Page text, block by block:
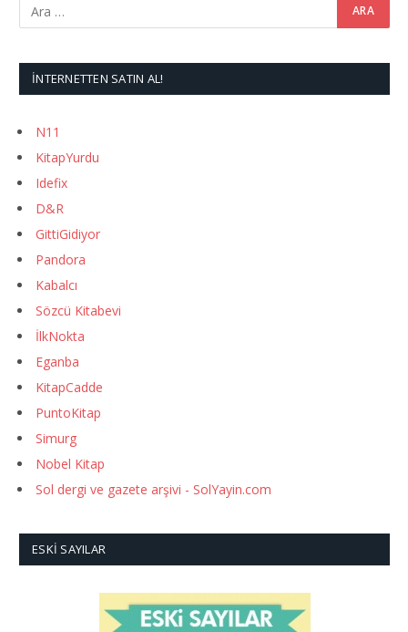
İNTERNETTEN SATIN AL!
N11
KitapYurdu
Idefix
D&R
GittiGidiyor
Pandora
Kabalcı
Sözcü Kitabevi
İlkNokta
Eganba
KitapCadde
PuntoKitap
Simurg
Nobel Kitap
Sol dergi ve gazete arşivi - SolYayin.com
ESKI SAYILAR